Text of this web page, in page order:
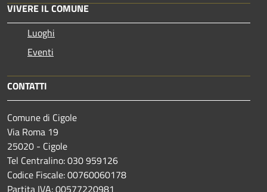
VIVERE IL COMUNE
Luoghi
Eventi
CONTATTI
Comune di Cigole
Via Roma 19
25020 - Cigole
Tel Centralino: 030 959126
Codice Fiscale: 00760060178
Partita IVA: 00577220981